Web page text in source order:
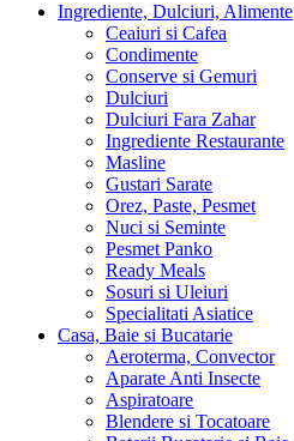
Ingrediente, Dulciuri, Alimente
Ceaiuri si Cafea
Condimente
Conserve si Gemuri
Dulciuri
Dulciuri Fara Zahar
Ingrediente Restaurante
Masline
Gustari Sarate
Orez, Paste, Pesmet
Nuci si Seminte
Pesmet Panko
Ready Meals
Sosuri si Uleiuri
Specialitati Asiatice
Casa, Baie si Bucatarie
Aeroterma, Convector
Aparate Anti Insecte
Aspiratoare
Blendere si Tocatoare